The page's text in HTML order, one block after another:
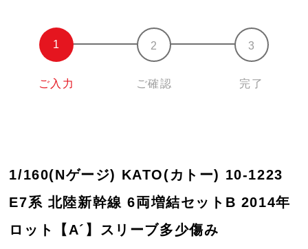
ご入力 ご確認 完了
1/160(Nゲージ) KATO(カトー) 10-1223
E7系 北陸新幹線 6両増結セットB 2014年
ロット【A´】スリーブ多少傷み